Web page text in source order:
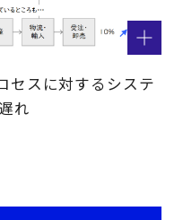
セスに対するシステ
れ